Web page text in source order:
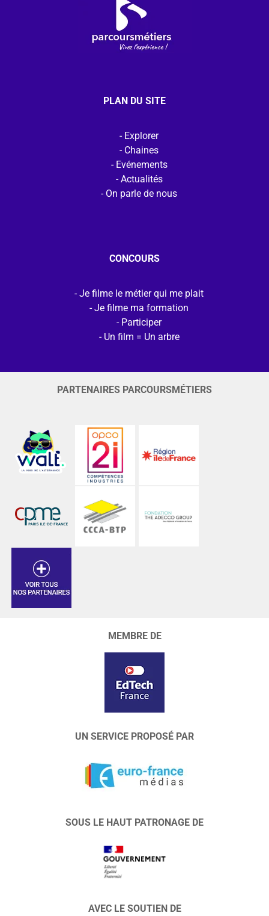
PLAN DU SITE
Explorer
Chaines
Evénements
Actualités
On parle de nous
CONCOURS
Je filme le métier qui me plait
Je filme ma formation
Participer
Un film = Un arbre
PARTENAIRES PARCOURSMÉTIERS
MEMBRE DE
UN SERVICE PROPOSÉ PAR
SOUS LE HAUT PATRONAGE DE
AVEC LE SOUTIEN DE